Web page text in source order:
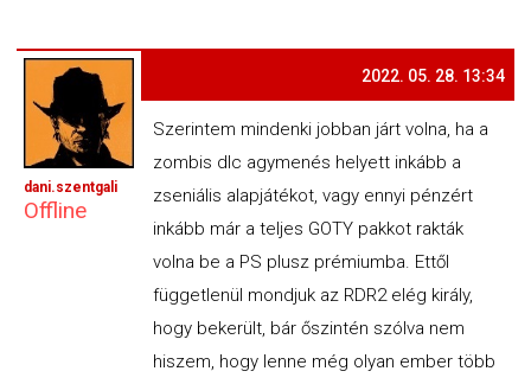
dani.szentgali
Offline
2022. 05. 28. 13:34
Szerintem mindenki jobban járt volna, ha a
zombis dlc agymenés helyett inkább a
zseniális alapjátékot, vagy ennyi pénzért
inkább már a teljes GOTY pakkot rakták
volna be a PS plusz prémiumba. Ettől
függetlenül mondjuk az RDR2 elég király,
hogy bekerült, bár őszintén szólva nem
hiszem, hogy lenne még olyan ember több